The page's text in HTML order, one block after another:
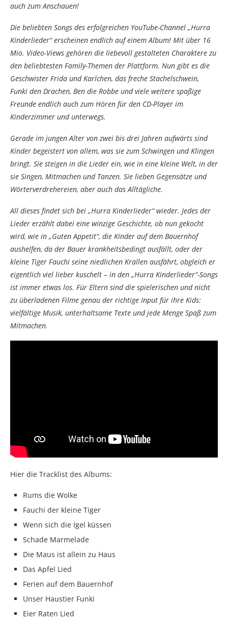
auch zum Anschauen!
Die beliebten Songs des erfolgreichen YouTube-Channel „Hurra
Kinderlieder“ erscheinen endlich auf einem Album! Mit über 16
Mio. Video-Views gehören die liebevoll gestalteten Charaktere zu
den beliebtesten Family-Themen der Plattform. Nun gibt es die
Geschwister Frida und Karlchen, das freche Stachelschwein,
Funki den Drachen, Ben die Robbe und viele weitere spaßige
Freunde endlich auch zum Hören für den CD-Player im
Kinderzimmer und unterwegs.
Gerade im jungen Alter von zwei bis drei Jahren aufwärts sind
Kinder begeistert von allem, was sie zum Schwingen und Klingen
bringt. Sie steigen in die Lieder ein, wie in eine kleine Welt, in der
sie Singen, Mitmachen und Tanzen. Sie lieben Gegensätze und
Wörterverdrehereien, aber auch das Alltägliche.
All dieses findet sich bei „Hurra Kinderlieder“ wieder. Jedes der
Lieder erzählt dabei eine winzige Geschichte, ob nun gekocht
wird, wie in „Guten Appetit“, die Kinder auf dem Bauernhof
aushelfen, da der Bauer krankheitsbedingt ausfällt, oder der
kleine Tiger Fauchi seine niedlichen Krallen ausfährt, obgleich er
eigentlich viel lieber kuschelt – in den „Hurra Kinderlieder“-Songs
ist immer etwas los. Für Eltern sind die spielerischen und nicht
zu überladenen Filme genau der richtige Input für ihre Kids:
vielfältige Musik, unterhaltsame Texte und jede Menge Spaß zum
Mitmachen.
Hier die Tracklist des Albums:
Rums die Wolke
Fauchi der kleine Tiger
Wenn sich die Igel küssen
Schade Marmelade
Die Maus ist allein zu Haus
Das Apfel Lied
Ferien auf dem Bauernhof
Unser Haustier Funki
Eier Raten Lied